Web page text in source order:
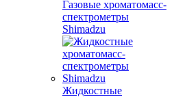
Газовые хроматомасс-
спектрометры
Shimadzu
Жидкостные